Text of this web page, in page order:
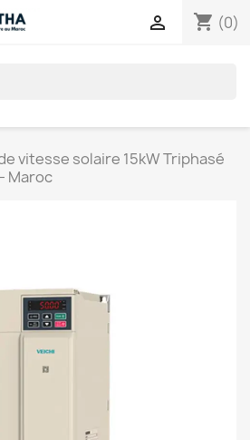
shopping_cart (0)

vitesse solaire 15kW Triphasé
Maroc